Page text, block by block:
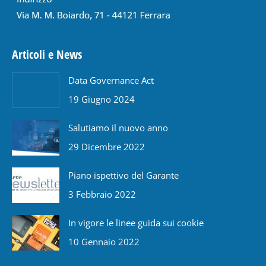
Articoli e News
Data Governance Act
19 Giugno 2024
Salutiamo il nuovo anno
29 Dicembre 2022
Piano ispettivo del Garante
3 Febbraio 2022
In vigore le linee guida sui cookie
10 Gennaio 2022